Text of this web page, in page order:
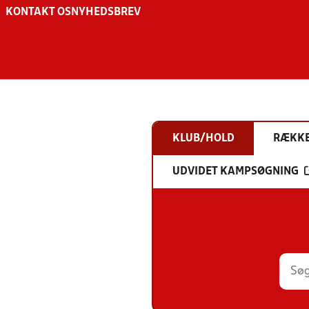
KONTAKT OS NYHEDSBREV
KLUB/HOLD
UDVIDET KAMPSØGNING